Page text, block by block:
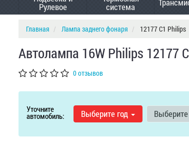
Рулевое система
Главная Лампа заднего фонаря 12177 C1 Philips
Автолампа 16W Philips 12177
0 отзывов
Уточните
автомобиль: Выберите год